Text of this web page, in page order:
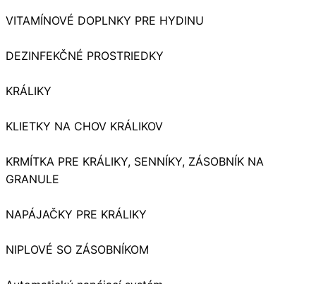
VITAMÍNOVÉ DOPLNKY PRE HYDINU
DEZINFEKČNÉ PROSTRIEDKY
KRÁLIKY
KLIETKY NA CHOV KRÁLIKOV
KRMÍTKA PRE KRÁLIKY, SENNÍKY, ZÁSOBNÍK NA
GRANULE
NAPÁJAČKY PRE KRÁLIKY
NIPLOVÉ SO ZÁSOBNÍKOM